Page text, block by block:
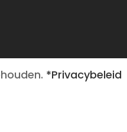
*Privacybeleid